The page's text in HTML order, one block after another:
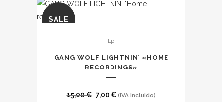
SALE
Lp
GANG WOLF LIGHTNIN’ «HOME
RECORDINGS»
15,00€ El
7,00 €El(IVA Incluido)